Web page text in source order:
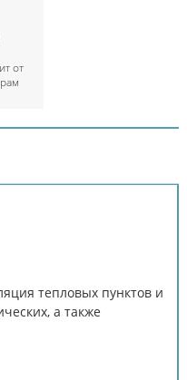
от
тепловых пунктов и
а также